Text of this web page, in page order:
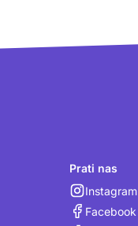
Prati nas
Instagram
Facebook